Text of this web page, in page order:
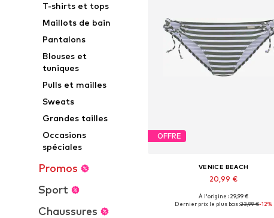
T-shirts et tops
Maillots de bain
Pantalons
Blouses et
tuniques
Pulls et mailles
Sweats
Grandes tailles
Occasions
spéciales
Promos
Sport
Chaussures
OFFRE
VENICE BEACH
20,99 €
Tailles disponibles: XS, S, M, L, XL
À l'origine : 29,99 €
Dernier prix le plus bas :23,99 €-12%